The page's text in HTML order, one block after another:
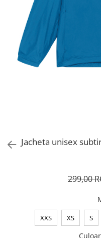
Jacheta unisex
299,00
XXS XS S